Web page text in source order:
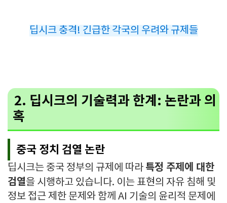
딥시크 충격! 긴급한 각국의 우려와 규제들
2. 딥시크의 기술력과 한계: 논란과 의
혹
중국 정치 검열 논란
딥시크는 중국 정부의 규제에 따라 특정 주제에 대한
검열을 시행하고 있습니다. 이는 표현의 자유 침해 및
정보 접근 제한 문제와 함께 AI 기술의 윤리적 문제에